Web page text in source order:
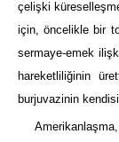
çelişki
için, öncelikle bir
sermaye-emek
hareketliliğinin
burjuvazinin